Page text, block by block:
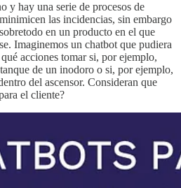
y hay una serie de procesos de
las incidencias, sin embargo
en un producto en el que
Imaginemos un chatbot que pudiera
acciones tomar si, por ejemplo,
de un inodoro o si, por ejemplo,
del ascensor. Consideran que
el cliente?